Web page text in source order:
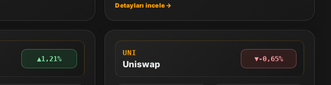
▲1,21%
UNI
Uniswap
▼-0,65%